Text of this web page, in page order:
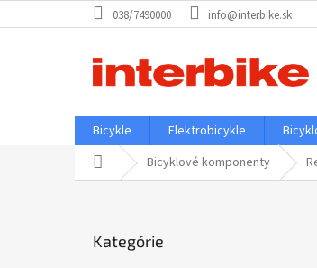
na
038/7490000 info@interbike.sk
Bicykle Elektrobicykle
DomovBicyklové komponenty
kategórie
Kategórie